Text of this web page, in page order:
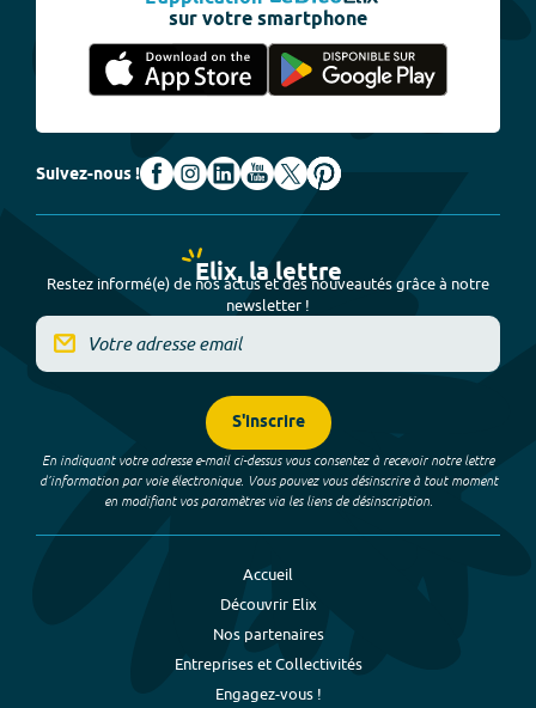
sur votre smartphone
Suivez-nous !
Elix, la lettre
Restez informé(e) de nos actus et des nouveautés grâce à notre
newsletter !
S'inscrire
En indiquant votre adresse e-mail ci-dessus vous consentez à recevoir notre lettre
d’information par voie électronique. Vous pouvez vous désinscrire à tout moment
en modifiant vos paramètres via les liens de désinscription.
Accueil
Découvrir Elix
Nos partenaires
Entreprises et Collectivités
Engagez-vous !